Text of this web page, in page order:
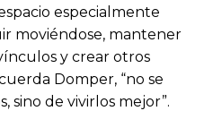
especialmente
moviéndose, mantener
y crear otros
Domper, “no se
sino de vivirlos mejor”.